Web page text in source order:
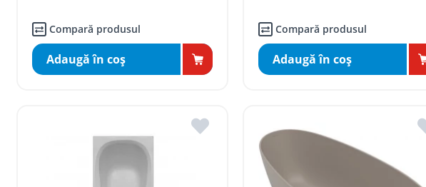
Compară produsul
Adaugă în coş
Compară produsul
Adaugă în coş